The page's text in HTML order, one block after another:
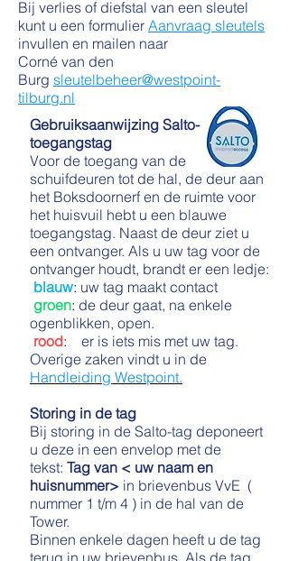
Bij verlies of diefstal van een sleutel
kunt u een formulier Aanvraag sleutels
invullen en mailen naar
Corné van den
Burg sleutelbeheer@westpoint-
tilburg.nl
Gebruiksaanwijzing Salto-
toegangstag
Voor de toegang van de
schuifdeuren tot de hal, de deur aan
het Boksdoornerf en de ruimte voor
het huisvuil hebt u een blauwe
toegangstag. Naast de deur ziet u
een ontvanger. Als u uw tag voor de
ontvanger houdt, brandt er een ledje:
blauw: uw tag maakt contact
groen: de deur gaat, na enkele
ogenblikken, open.
rood: er is iets mis met uw tag.
Overige zaken vindt u in de
Handleiding Westpoint.
Storing in de tag
Bij storing in de Salto-tag deponeert
u deze in een envelop met de
tekst: Tag van < uw naam en
huisnummer> in brievenbus VvE (
nummer 1 t/m 4 ) in de hal van de
Tower.
Binnen enkele dagen heeft u de tag
terug in uw brievenbus. Als de tag